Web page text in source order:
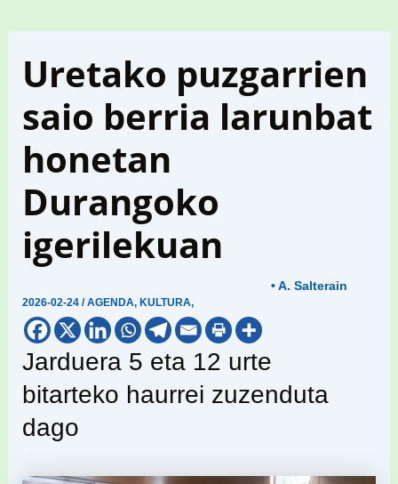
Uretako puzgarrien
saio berria larunbat
honetan
Durangoko
igerilekuan
2026-02-24/AGENDA, KULTURA,
• A. Salterain
Jarduera 5 eta 12 urte
bitarteko haurrei zuzenduta
dago